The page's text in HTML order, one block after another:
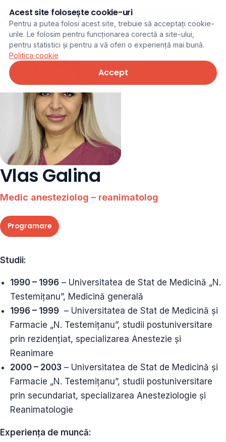
Programare online
Vlas Galina
Medic anesteziolog – reanimatolog
Programare
Studii:
1990 – 1996 – Universitatea de Stat de Medicină „N.
Testemițanu”, Medicină generală
1996 – 1999 – Universitatea de Stat de Medicină și
Farmacie „N. Testemițanu”, studii postuniversitare
prin rezidențiat, specializarea Anestezie și
Reanimare
2000 – 2003 – Universitatea de Stat de Medicină și
Farmacie „N. Testemițanu”, studii postuniversitare
prin secundariat, specializarea Anesteziologie și
Reanimatologie
Experiența de muncă:
Acest site folosește cookie-uri
Pentru a putea folosi acest site, trebuie să acceptați cookie-
urile. Le folosim pentru funcționarea corectă a site-ului,
pentru statistici și pentru a vă oferi o experiență mai bună.
Politica cookie
Accept